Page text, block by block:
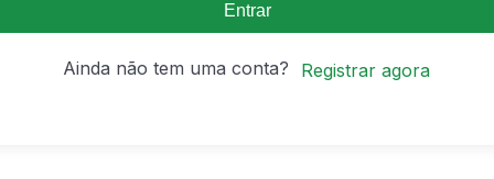
Entrar
Ainda não tem uma conta? Registrar agora